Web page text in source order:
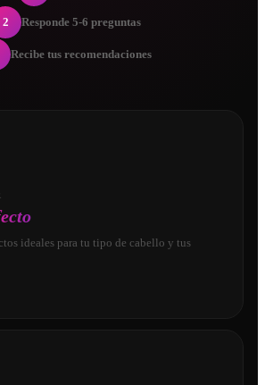
2 Responde 5-6 preguntas
Recibe tus recomendaciones
ideales para tu tipo de cabello y tus